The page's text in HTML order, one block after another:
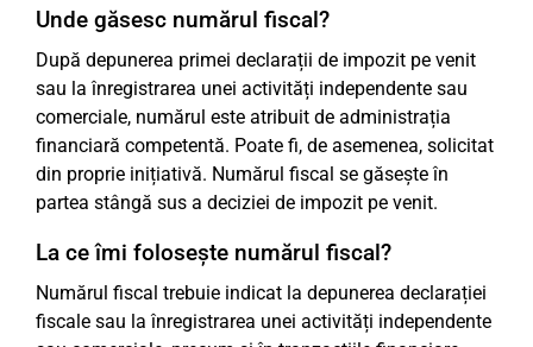
Unde găsesc numărul fiscal?
După depunerea primei declarații de impozit pe venit
sau la înregistrarea unei activități independente sau
comerciale, numărul este atribuit de administrația
financiară competentă. Poate fi, de asemenea, solicitat
din proprie inițiativă. Numărul fiscal se găsește în
partea stângă sus a deciziei de impozit pe venit.
La ce îmi folosește numărul fiscal?
Numărul fiscal trebuie indicat la depunerea declarației
fiscale sau la înregistrarea unei activități independente